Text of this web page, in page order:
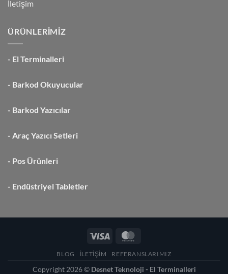
İletişim
ÜRÜNLERİMİZ
- El Terminalleri
- Barkod Okuyucular
- Barkod Yazıcılar
- Araç Yazıcı Setleri
- Pos Ürünleri
- Endüstriyel Tabletler
BLOG İLETIŞIM REFERANSLARIMIZ
Copyright 2026 © Desnet Teknoloji - El Terminalleri